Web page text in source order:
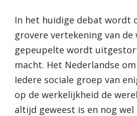
In het huidige debat wordt
grovere vertekening van
gepeupelte wordt
macht. Het Nederlandse
Iedere sociale groep van
op de werkelijkheid de
altijd geweest is en nog